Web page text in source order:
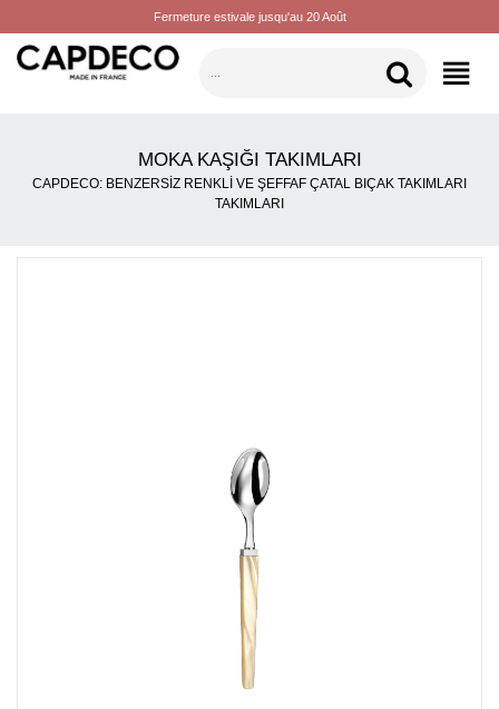
Fermeture estivale jusqu'au 20 Août
KATEGORILER
MOKA KAŞIĞI TAKIMLARI
CAPDECO: BENZERSIZ RENKLI VE ŞEFFAF ÇATAL BIÇAK TAKIMLARI
TAKIMLARI